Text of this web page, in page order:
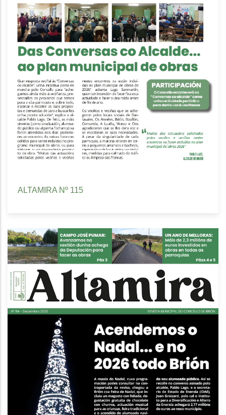
ALTAMIRA Nº 115